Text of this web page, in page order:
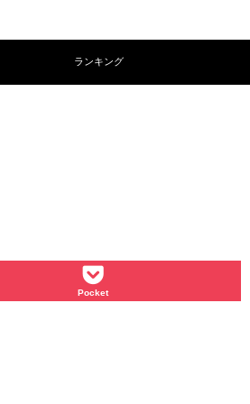
ランキング
Pocket